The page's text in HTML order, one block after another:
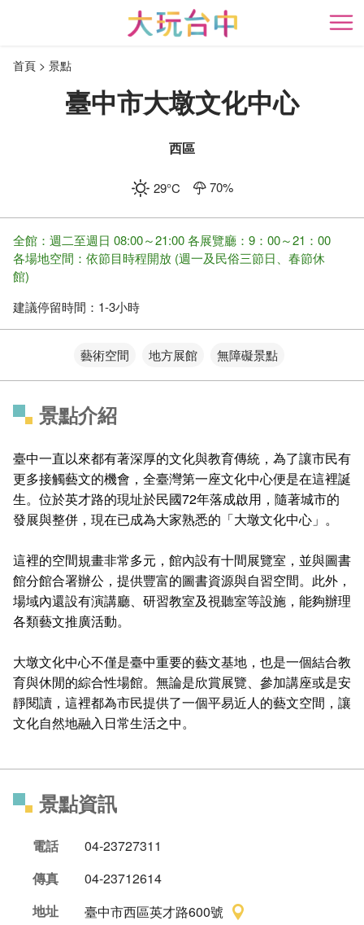
開
首頁 景點
臺中市大墩文化中心
西區
29°C 70%
全館：週二至週日 08:00～21:00 各展覽廳：9：00～21：00
各場地空間：依節目時程開放 (週一及民俗三節日、春節休
館)
建議停留時間： 1-3小時
藝術空間 地方展館 無障礙景點
景點介紹
臺中一直以來都有著深厚的文化與教育傳統，為了讓市民有
更多接觸藝文的機會，全臺灣第一座文化中心便是在這裡誕
生。位於英才路的現址於民國72年落成啟用，隨著城市的
發展與整併，現在已成為大家熟悉的「大墩文化中心」。
這裡的空間規畫非常多元，館內設有十間展覽室，並與圖書
館分館合署辦公，提供豐富的圖書資源與自習空間。此外，
場域內還設有演講廳、研習教室及視聽室等設施，能夠辦理
各類藝文推廣活動。
大墩文化中心不僅是臺中重要的藝文基地，也是一個結合教
育與休閒的綜合性場館。無論是欣賞展覽、參加講座或是安
靜閱讀，這裡都為市民提供了一個平易近人的藝文空間，讓
文化自然地融入日常生活之中。
景點資訊
電話
04-23727311
傳真
04-23712614
地址
臺中市西區英才路600號